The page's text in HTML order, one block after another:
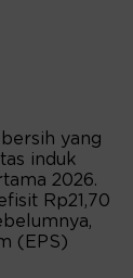
yang
induk
2026.
Rp21,70
(EPS)